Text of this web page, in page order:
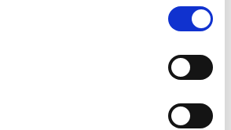
m
Höhe in engen Räumen. Dank der
und der leichten
bewegen. Die vier
verstellbaren
sorgen für optimale Stabilität und